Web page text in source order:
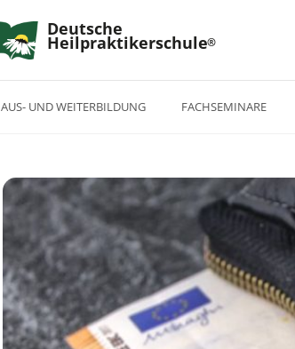
Deutsche
Heilpraktikerschule
AUS- UND WEITERBILDUNG FACHSEMINARE